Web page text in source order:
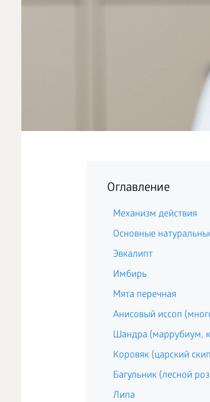
Оглавление
Механизм действия
Основные
Эвкалипт
Имбирь
Мята перечная
Анисовый иссоп
Шандра (маррубиум,
Коровяк (царский
Багульник (лесной
Липа